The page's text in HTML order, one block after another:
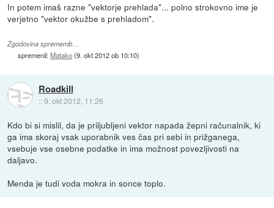
In potem imaš razne "vektorje prehlada"... polno strokovno ime je
verjetno "vektor okužbe s prehladom".
Zgodovina sprememb…
spremenil:Matako(9. okt 2012 ob 10:10)
Roadkill
::9. okt 2012, 11:26
Kdo bi si mislil, da je priljubljeni vektor napada žepni računalnik, ki
ga ima skoraj vsak uporabnik ves čas pri sebi in prižganega,
vsebuje vse osebne podatke in ima možnost povezljivosti na
daljavo.
Menda je tudi voda mokra in sonce toplo.